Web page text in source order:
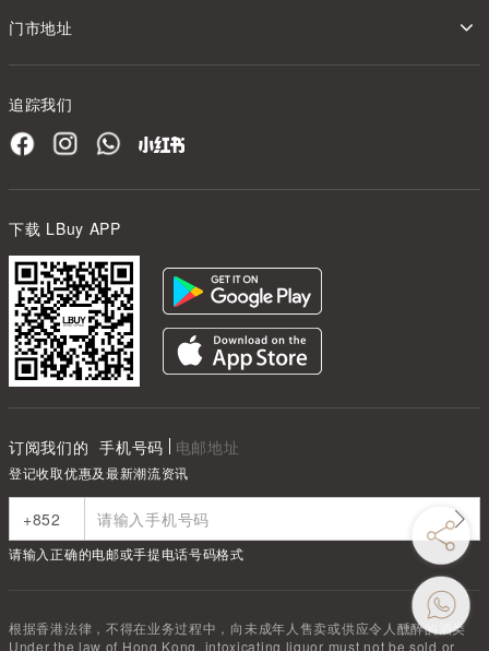
门市地址
追踪我们
下载 LBuy APP
订阅我们的 手机号码 电邮地址
登记收取优惠及最新潮流资讯
请输入正确的电邮或手提电话号码格式
根据香港法律，不得在业务过程中，向未成年人售卖或供应令人醺醉的酒类
Under the law of Hong Kong, intoxicating liquor must not be sold or